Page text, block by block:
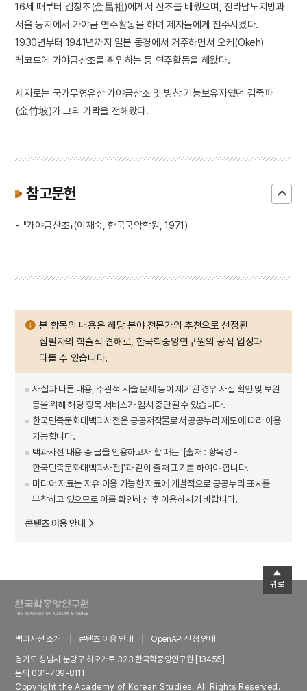
16세 때부터 김창조(金昌祖)에게서 산조를 배웠으며, 전라남도지방과
서울 등지에서 가야금 연주활동을 하며 제자들에게 전수시켰다.
1930년부터 1941년까지 일본 동경에서 거주하면서 오케(Okeh)
레코드에 가야금산조를 취입하는 등 연주활동을 해왔다.
제자로는 국가무형유산 가야금산조 및 병창 기능보유자였던 김죽파
(金竹坡)가 그의 가락을 전해왔다.
참고문헌
- 『가야금산조』(이재숙, 한국국악학원, 1971)
본 항목의 내용은 해당 분야 전문가의 추천으로 선정된
집필자의 학술적 견해로, 한국학중앙연구원의 공식 입장과
다를 수 있습니다.
사실과 다른 내용, 주관적 서술 문제 등이 제기된 경우 사실 확인 및 보완
등을 위해 해당 항목 서비스가 임시 중단될 수 있습니다.
한국민족문화대백과사전은 공공저작물로서 공공누리 제도에 따라 이용
가능합니다.
백과사전 내용 중 글을 인용하고자 할 때는 '[출처 : 항목명 -
한국민족문화대백과사전]'과 같이 출처 표기를 하여야 합니다.
미디어 자료는 자유 이용 가능한 자료에 개별적으로 공공누리 표시를
부착하고 있으므로 이를 확인하신 후 이용하시기 바랍니다.
콘텐츠 이용 안내
백과사전 소개 콘텐츠 이용 안내
OpenAPI 신청 안내
경기도 성남시 분당구 하오개로 323 한국학중앙연구원 [13455]
문의 031-709-8111
Copyright the Academy of Korean Studies. All Rights Reserved.
위로